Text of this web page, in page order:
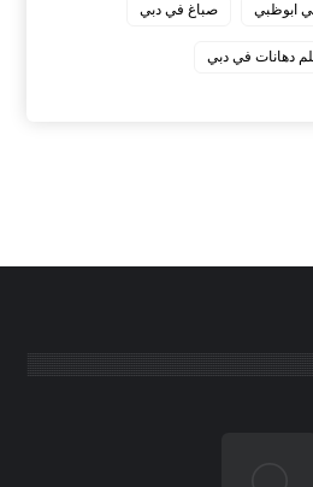
ابوظبي صباغ في دبي
دهانات في دبي